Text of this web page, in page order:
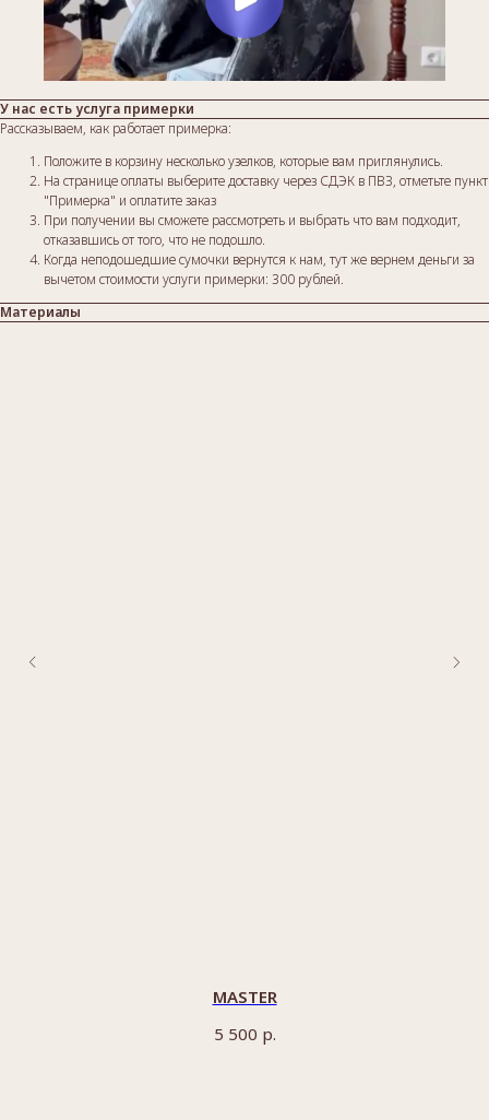
У нас есть услуга примерки
Рассказываем, как работает примерка:
Положите в корзину несколько узелков, которые вам приглянулись.
На странице оплаты выберите доставку через СДЭК в ПВЗ, отметьте пункт
"Примерка" и оплатите заказ
При получении вы сможете рассмотреть и выбрать что вам подходит,
отказавшись от того, что не подошло.
Когда неподошедшие сумочки вернутся к нам, тут же вернем деньги за
вычетом стоимости услуги примерки: 300 рублей.
Материалы
MASTER
5 500 р.